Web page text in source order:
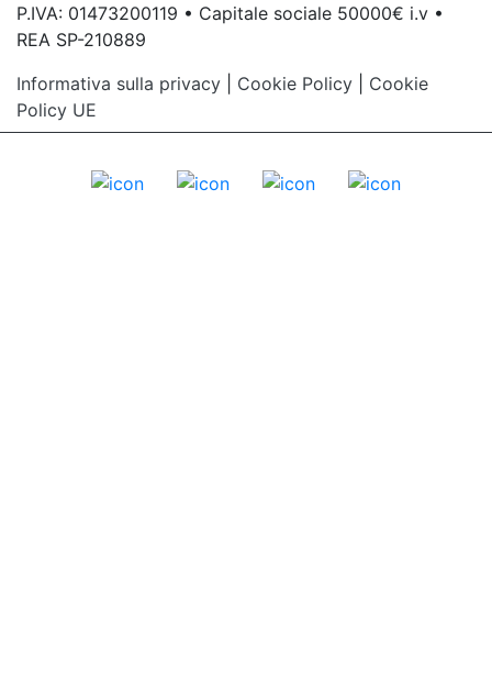
P.IVA: 01473200119 • Capitale sociale 50000€ i.v •
REA SP-210889
Informativa sulla privacy
Cookie Policy
Cookie
Policy UE